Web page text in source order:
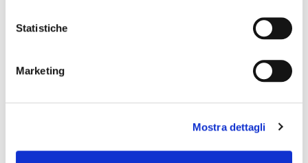
Statistiche
Marketing
Mostra dettagli